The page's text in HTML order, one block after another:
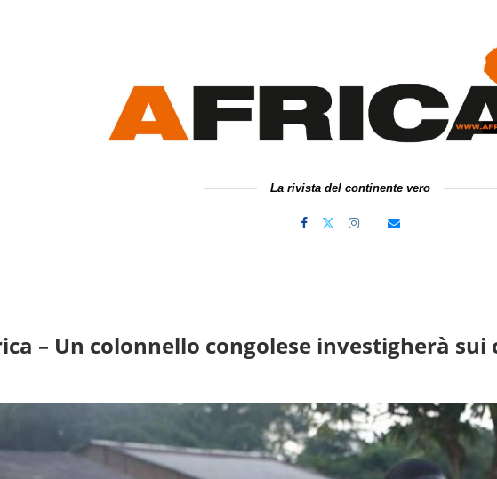
La rivista del continente vero
– Un colonnello congolese investigherà